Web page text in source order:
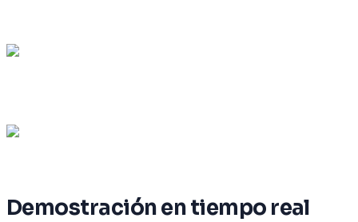
Demostración en tiempo real